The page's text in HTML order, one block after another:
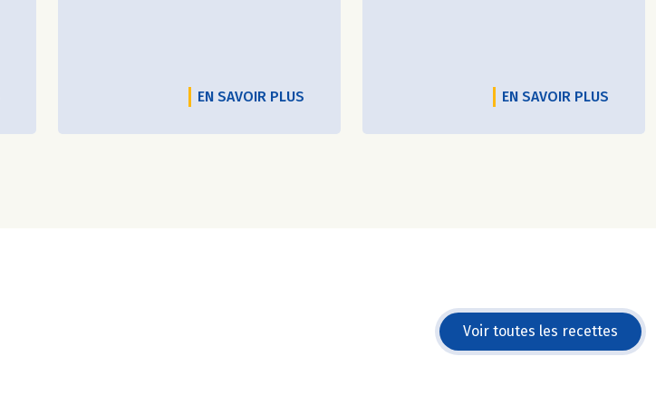
EN SAVOIR PLUS EN SAVOIR PLUS
Voir toutes les recettes